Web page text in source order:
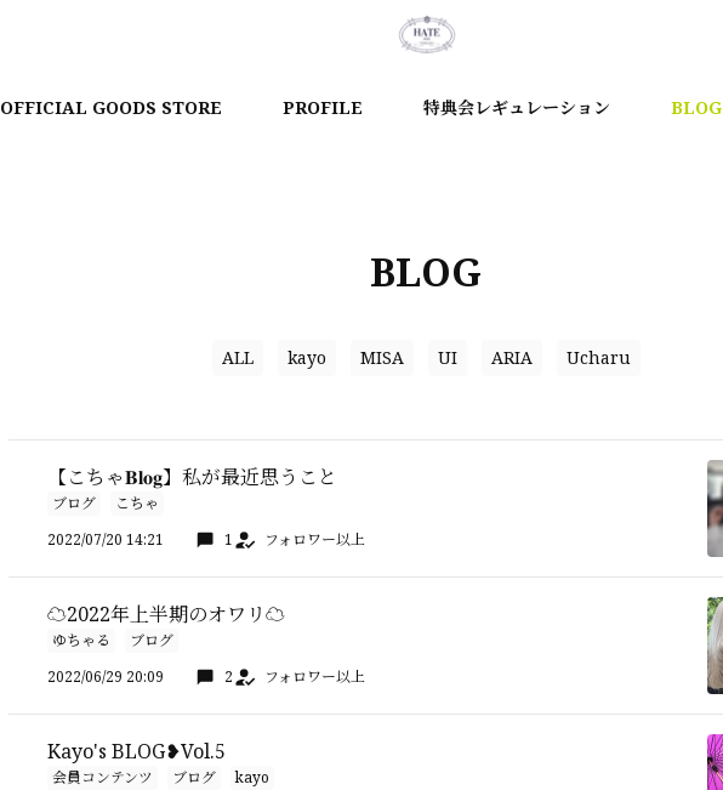
OFFICIAL GOODS STORE PROFILE 特典会レギュレーション BLOG
BLOG
ALL kayo MISA UI ARIA Ucharu
【こちゃ𝐁𝐥𝐨𝐠】私が最近思うこと
ブログ
こちゃ
2022/07/20 14:21
1 フォロワー以上
☁️2022年上半期のオワリ☁️
ゆちゃる
ブログ
2022/06/29 20:09
2 フォロワー以上
Kayo's BLOG❥Vol.5
会員コンテンツ ブログ
kayo